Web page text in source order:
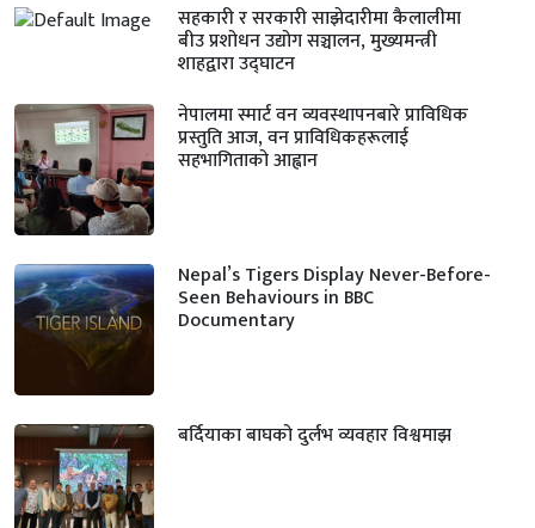
सहकारी र सरकारी साझेदारीमा कैलालीमा
बीउ प्रशोधन उद्योग सञ्चालन, मुख्यमन्त्री
शाहद्वारा उद्घाटन
नेपालमा स्मार्ट वन व्यवस्थापनबारे प्राविधिक
प्रस्तुति आज, वन प्राविधिकहरूलाई
सहभागिताको आह्वान
Nepal’s Tigers Display Never-Before-
Seen Behaviours in BBC
Documentary
बर्दियाका बाघको दुर्लभ व्यवहार विश्वमाझ